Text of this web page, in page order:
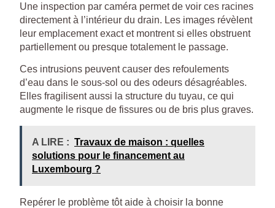
Une inspection par caméra permet de voir ces racines
directement à l’intérieur du drain. Les images révèlent
leur emplacement exact et montrent si elles obstruent
partiellement ou presque totalement le passage.
Ces intrusions peuvent causer des refoulements
d’eau dans le sous-sol ou des odeurs désagréables.
Elles fragilisent aussi la structure du tuyau, ce qui
augmente le risque de fissures ou de bris plus graves.
A LIRE : Travaux de maison : quelles
solutions pour le financement au
Luxembourg ?
Repérer le problème tôt aide à choisir la bonne